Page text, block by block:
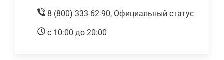
8 (800) 333-62-90, Официальный статус
с 10:00 до 20:00